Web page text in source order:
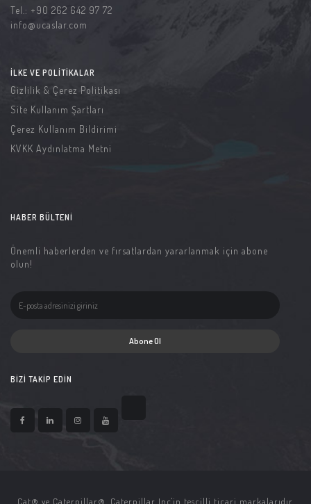
Tel.: +90 262 642 97 72
info@ucaslar.com
İLKE VE POLITIKALAR
Gizlilik & Çerez Politikası
Site Kullanım Şartları
Çerez Kullanım Bildirimi
KVKK Aydınlatma Metni
HABER BÜLTENI
Önemli haberlerden ve fırsatlardan yararlanmak için abone
olun!
Abone Ol
BIZI TAKIP EDIN
Cat® ve Caterpillar®, Caterpillar Inc'in tescilli ticari markalarıdır.